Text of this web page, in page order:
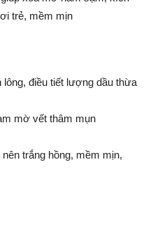
trẻ, mềm mịn
điều tiết lượng dầu thừa
mờ vết thâm mụn
trắng hồng, mềm mịn,